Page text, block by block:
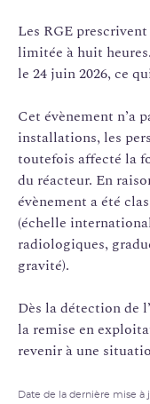
Les RGE
limitée à huit
le 24 juin 2026, ce
Cet évènement n’a
installations, les
toutefois affecté la
du réacteur. En
évènement a été
(échelle
radiologiques,
gravité).
Dès la détection de
la remise en
revenir à une
Date de la dernière mise à